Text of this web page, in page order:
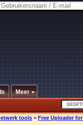
Meer
tools > Free Uploader